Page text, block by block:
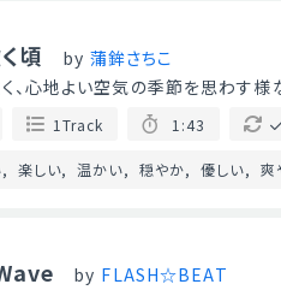
頃 by 蒲鉾さちこ
、心地よい空気の季節を思わす
1Track 1:43
楽しい 温かい 穏やか 優しい 爽
by FLASH☆BEAT